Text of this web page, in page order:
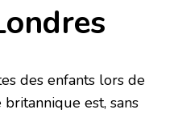
des enfants lors de
britannique est, sans